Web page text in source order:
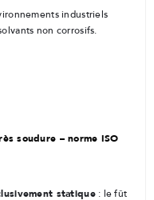
industriels
non corrosifs.
soudure – norme ISO
statique: le fût